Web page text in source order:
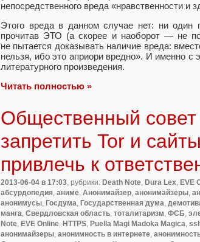
непосредственного вреда «нравственности и
Этого вреда в данном случае нет: ни один
прочитав ЭТО (а скорее и наоборот — не
не пытается доказывать наличие вреда:
нельзя, ибо это априори вредно». И именно
литературного произведения.
Читать полностью »
Общественный
запретить Tor и
привлечь к
2013-06-04 в 17:03, рубрики: Death Note, Dura Lex, EVE
абсурдопедия, аниме, Анонимайзер, анонимайзеры,
анонимусы, Госдума, Государственная дума,
манга, Свердловская область, тоталитаризм, ФСБ,
Note, EVE Online, HTTPS, Puella Magi Madoka Magica,
анонимайзеры, анонимность в интернете,